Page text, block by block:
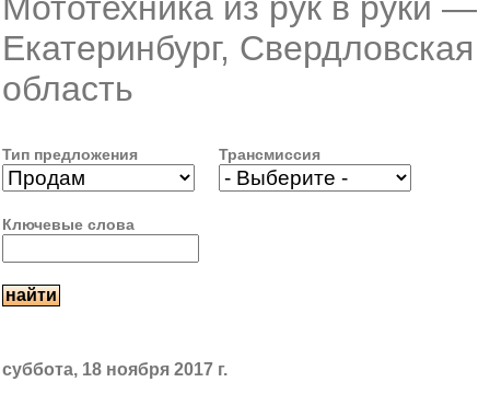
Екатеринбург, Свердловская
область
Тип предложения Трансмиссия
Ключевые слова
суббота, 18 ноября 2017 г.